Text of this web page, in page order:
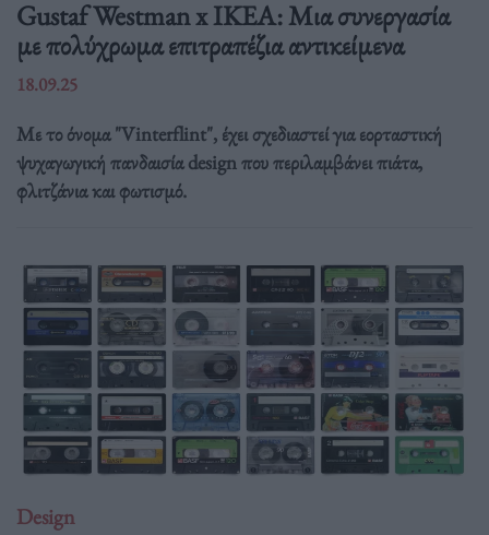
Gustaf Westman x IKEA: Μια συνεργασία
με πολύχρωμα επιτραπέζια αντικείμενα
18.09.25
Με το όνομα "Vinterflint", έχει σχεδιαστεί για εορταστική
ψυχαγωγική πανδαισία design που περιλαμβάνει πιάτα,
φλιτζάνια και φωτισμό.
Design